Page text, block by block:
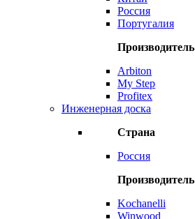
Россия
Португалия
Производитель
Arbiton
My Step
Profitex
Инженерная доска
Страна
Россия
Производитель
Kochanelli
Winwood